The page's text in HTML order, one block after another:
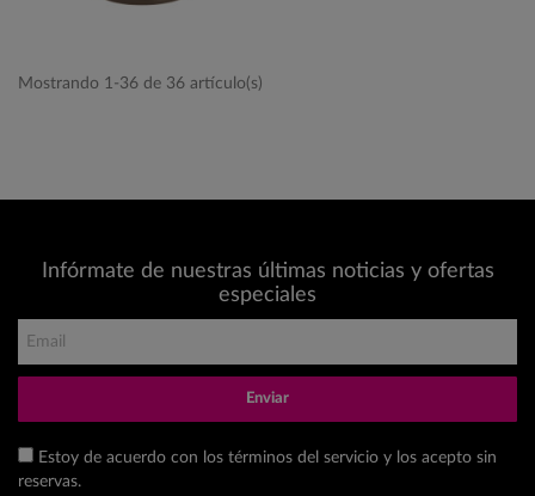
Mostrando 1-36 de 36 artículo(s)
Infórmate de nuestras últimas noticias y ofertas
especiales
Enviar
Estoy de acuerdo con los términos del servicio y los acepto sin
reservas.